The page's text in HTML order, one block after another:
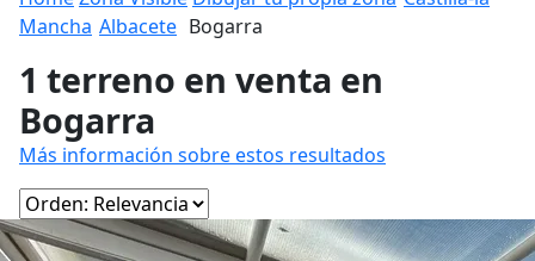
Mancha Albacete Bogarra
1 terreno en venta en
Bogarra
Más información sobre estos resultados